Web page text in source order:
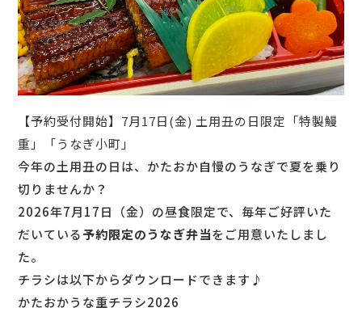
【予約受付開始】7月17日(金) 土用丑の日限定「特製鰻
重」「うなぎ小町」
今年の土用丑の日は、かたおか自慢のうなぎで夏を乗り
切りませんか？
2026年7月17日（金）の昼食限定で、毎年ご好評いた
だいている予約限定のうなぎ弁当をご用意いたしまし
た。
チラシは以下からダウンロードできます♪
かたおかうな重チラシ2026